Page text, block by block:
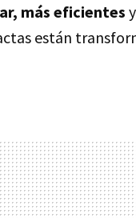
más eficientes
están